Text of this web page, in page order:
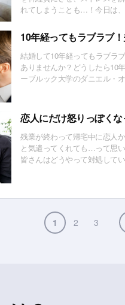
れてしまうことも…！今日は
10年経ってもラブラブ
結婚して10年経ってもラブラ
ありませんか？どうしたら10
ーブルック大学のダニエル・
恋人にだけ怒りっぽく
残業が終わって帰宅中に恋人
と気遣ってくれても…って思
皆さんはどうやって対処して
1 2 3